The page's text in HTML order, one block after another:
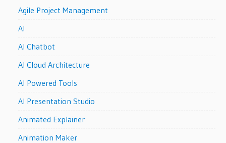
Agile Project Management
AI
AI Chatbot
AI Cloud Architecture
AI Powered Tools
AI Presentation Studio
Animated Explainer
Animation Maker